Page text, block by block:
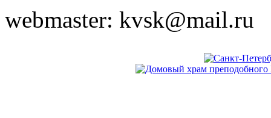
webmaster: kvsk@mail.ru